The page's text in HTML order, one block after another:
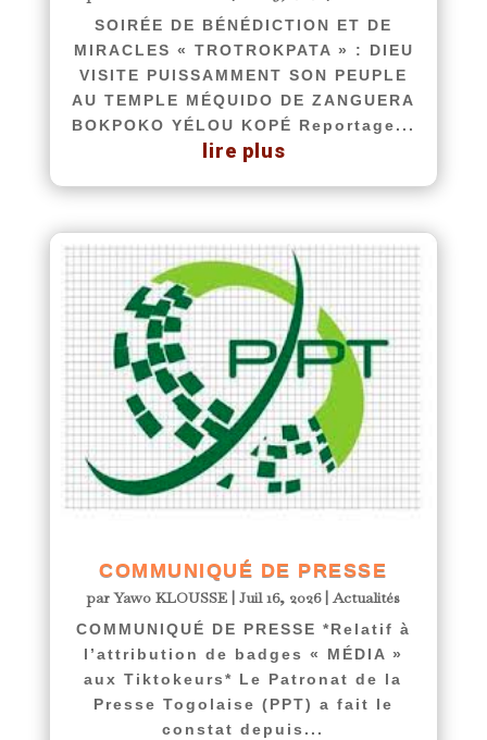
SOIRÉE DE BÉNÉDICTION ET DE
MIRACLES « TROTROKPATA » : DIEU
VISITE PUISSAMMENT SON PEUPLE
AU TEMPLE MÉQUIDO DE ZANGUERA
BOKPOKO YÉLOU KOPÉ Reportage...
lire plus
COMMUNIQUÉ DE PRESSE
parYawo KLOUSSE |Juil 16, 2026|Actualités
COMMUNIQUÉ DE PRESSE *Relatif à
l’attribution de badges « MÉDIA »
aux Tiktokeurs* Le Patronat de la
Presse Togolaise (PPT) a fait le
constat depuis...